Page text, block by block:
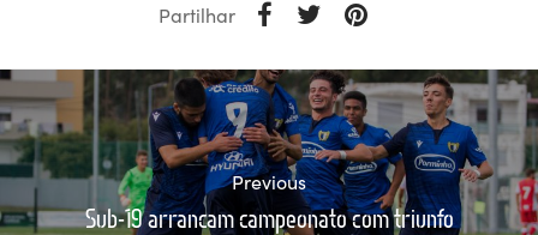
Partilhar
Previous
Sub-19 arrancam campeonato com triunfo